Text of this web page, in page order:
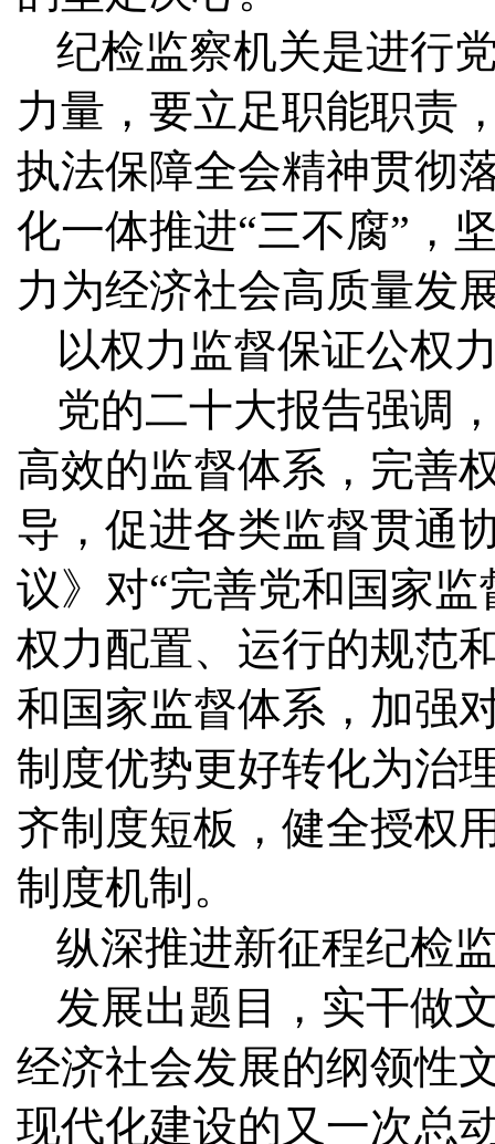
纪检监察机关是进行
力量，要立足职能职责
执法保障全会精神贯彻
化一体推进“三不腐”，
力为经济社会高质量发
以权力监督保证公权
党的二十大报告强调
高效的监督体系，完善
导，促进各类监督贯通
议》对“完善党和国家
权力配置、运行的规范
和国家监督体系，加强
制度优势更好转化为治
齐制度短板，健全授权
制度机制。
纵深推进新征程纪检
发展出题目，实干做
经济社会发展的纲领性
现代化建设的又一次总